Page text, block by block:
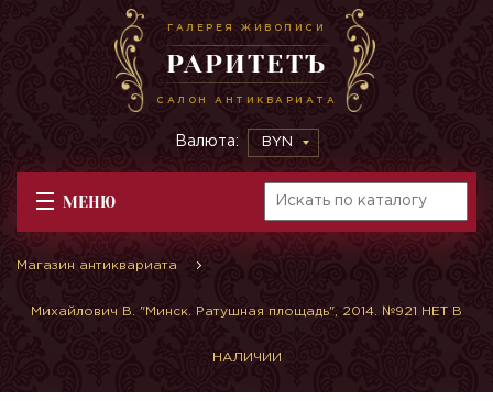
ГАЛЕРЕЯ ЖИВОПИСИ
РАРИТЕТЪ
САЛОН АНТИКВАРИАТА
Валюта: BYN
МЕНЮ
Магазин антиквариата
Михайлович В. "Минск. Ратушная площадь", 2014. №921 НЕТ В
НАЛИЧИИ